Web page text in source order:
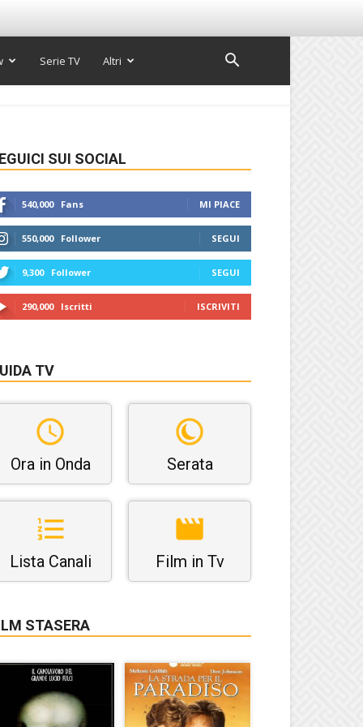
Serie TV Altri
SUI SOCIAL
540,000 Fans MI PIACE
550,000 Follower SEGUI
9,300 Follower SEGUI
290,000 Iscritti ISCRIVITI
TV
Ora in Onda Serata
Lista Canali Film in Tv
STASERA